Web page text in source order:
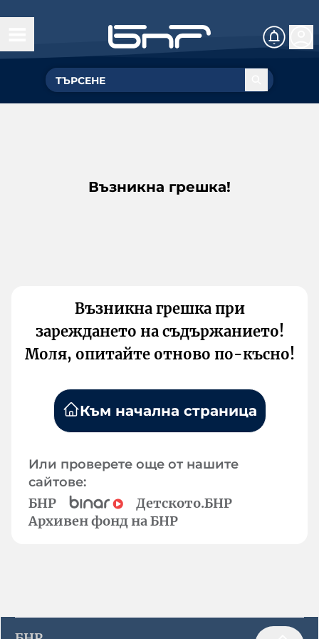
Възникна грешка!
Възникна грешка при
зареждането на съдържанието!
Моля, опитайте отново по-късно!
Към начална страница
Или проверете още от нашите
сайтове:
БНР
Детското.БНР
Архивен фонд на БНР